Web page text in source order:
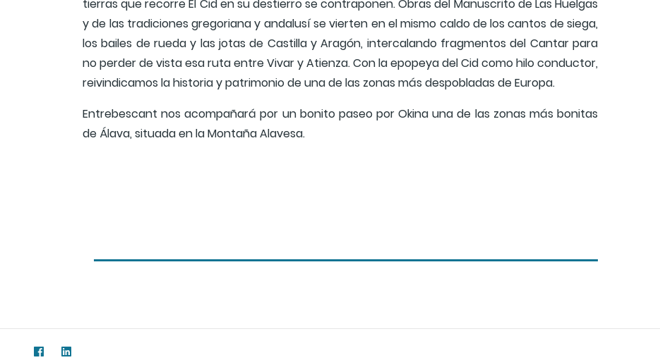
tierras que recorre El Cid en su destierro se contraponen. Obras del Manuscrito de Las Huelgas
y de las tradiciones gregoriana y andalusí se vierten en el mismo caldo de los cantos de siega,
los bailes de rueda y las jotas de Castilla y Aragón, intercalando fragmentos del Cantar para
no perder de vista esa ruta entre Vivar y Atienza. Con la epopeya del Cid como hilo conductor,
reivindicamos la historia y patrimonio de una de las zonas más despobladas de Europa.
Entrebescant nos acompañará por un bonito paseo por Okina una de las zonas más bonitas
de Álava, situada en la Montaña Alavesa.